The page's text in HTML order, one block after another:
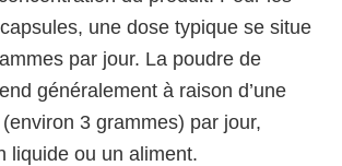
une dose typique se situe
par jour. La poudre de
généralement à raison d’une
3 grammes) par jour,
liquide ou un aliment.